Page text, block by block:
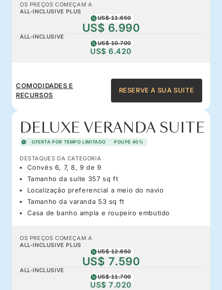
OS PREÇOS COMEÇAM A
ALL-INCLUSIVE PLUS
US$ 11.650
US$ 6.990
ALL-INCLUSIVE
US$ 10.700
US$ 6.420
COMODIDADES E
RECURSOS
RESERVE A SUA SUITE
DELUXE VERANDA SUITE
OFERTA POR TEMPO LIMITADO POUPE 40%
DESTAQUES DA CATEGORIA
Convés 6, 7, 8, 9 de 9
Tamanho da suíte 357 sq ft
Localização preferencial a meio do navio
Tamanho da varanda 53 sq ft
Casa de banho ampla e roupeiro embutido
OS PREÇOS COMEÇAM A
ALL-INCLUSIVE PLUS
US$ 12.650
US$ 7.590
ALL-INCLUSIVE
US$ 11.700
US$ 7.020